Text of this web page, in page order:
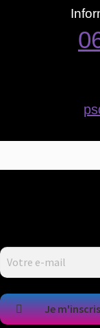
Je m'inscris